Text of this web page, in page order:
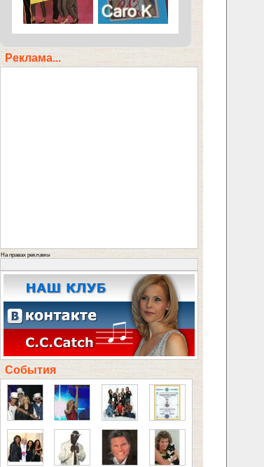
Реклама...
На правах рекламы
События